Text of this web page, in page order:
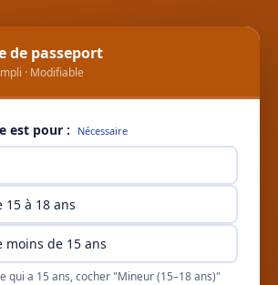
de passeport
· Modifiable
est pour : Nécessaire
à 18 ans
moins de 15 ans
qui a 15 ans, cocher "Mineur (15–18 ans)"